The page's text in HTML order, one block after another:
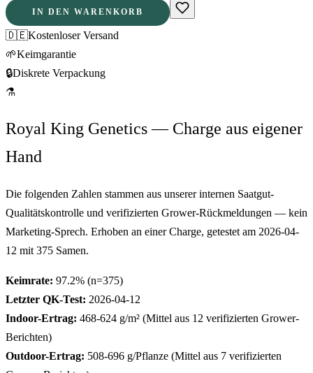
IN DEN WARENKORB
🇩🇪Kostenloser Versand
🌱Keimgarantie
🔒Diskrete Verpackung
⚗
Royal King Genetics — Charge aus eigener
Hand
Die folgenden Zahlen stammen aus unserer internen Saatgut-
Qualitätskontrolle und verifizierten Grower-Rückmeldungen — kein
Marketing-Sprech. Erhoben an einer Charge, getestet am 2026-04-
12 mit 375 Samen.
Keimrate: 97.2% (n=375)
Letzter QK-Test: 2026-04-12
Indoor-Ertrag: 468-624 g/m² (Mittel aus 12 verifizierten Grower-
Berichten)
Outdoor-Ertrag: 508-696 g/Pflanze (Mittel aus 7 verifizierten